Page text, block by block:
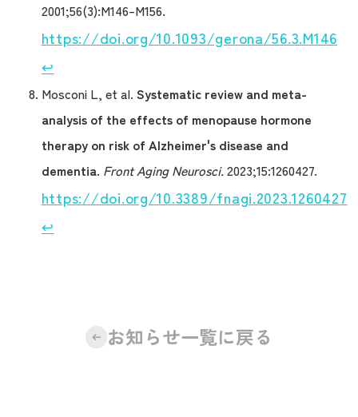
2001;56(3):M146–M156.
https://doi.org/10.1093/gerona/56.3.M146
↩︎
Mosconi L, et al. Systematic review and meta-
analysis of the effects of menopause hormone
therapy on risk of Alzheimer's disease and
dementia. Front Aging Neurosci.2023;15:1260427.
https://doi.org/10.3389/fnagi.2023.1260427
↩︎
お知らせ一覧に戻る